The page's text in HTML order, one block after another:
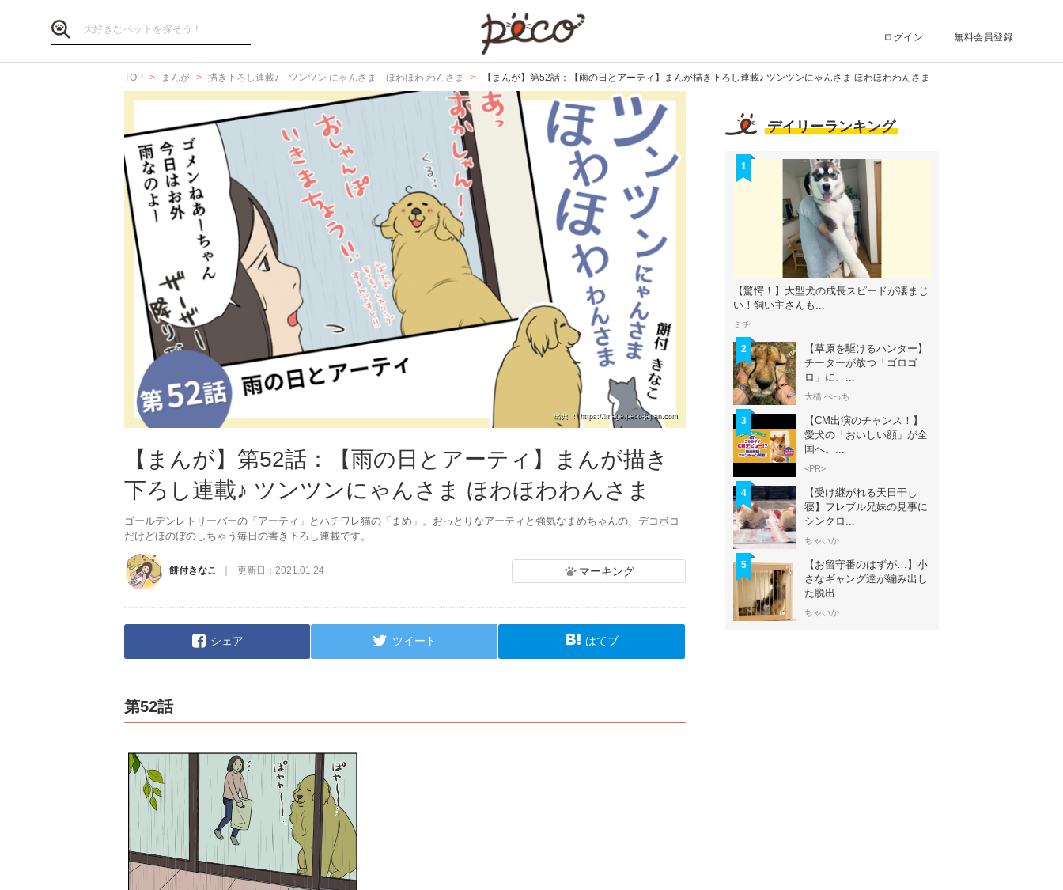
ログイン 無料会員登録
TOP まんが 描き下ろし連載♪ ツンツン にゃんさま ほわほわ わんさま 【まんが】第52話：【雨の日とアーティ】まんが描き下ろし連載♪ ツンツンにゃんさま ほわほわわんさま
出典 ： https://image.peco-japan.com
【まんが】第52話：【雨の日とアーティ】まんが描き
下ろし連載♪ ツンツンにゃんさま ほわほわわんさま
ゴールデンレトリーバーの「アーティ」とハチワレ猫の「まめ」。おっとりなアーティと強気なまめちゃんの、デコボコ
だけどほのぼのしちゃう毎日の書き下ろし連載です。
餅付きなこ 更新日： 2021.01.24 マーキング
シェア ツイート はてブ
第52話
デイリーランキング
1
【驚愕！】大型犬の成長スピードが凄まじ
い！飼い主さんも...
ミチ
2
【草原を駆けるハンター】
チーターが放つ「ゴロゴ
ロ」に、...
大橋 ぺっち
3
【CM出演のチャンス！】
愛犬の「おいしい顔」が全
国へ。...
<PR>
4
【受け継がれる天日干し
寝】フレブル兄妹の見事に
シンクロ...
ちゃいか
5
【お留守番のはずが…】小
さなギャング達が編み出し
た脱出...
ちゃいか